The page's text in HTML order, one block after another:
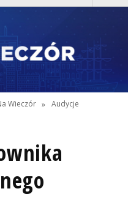
Wieczór » Audycje